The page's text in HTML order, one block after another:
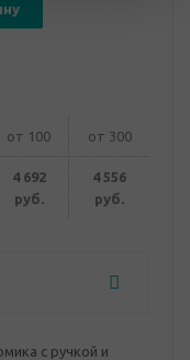
от 100 от 300
4 692
руб.
4 556
руб.
с ручкой и